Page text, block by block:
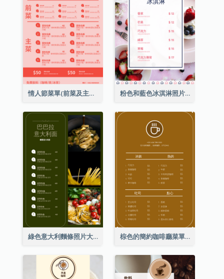
情人節菜單(前菜及主菜) 粉色和藍色冰淇淋照片甜點菜單
綠色意大利麵條照片大餐廳菜單 棕色的簡約咖啡廳菜單